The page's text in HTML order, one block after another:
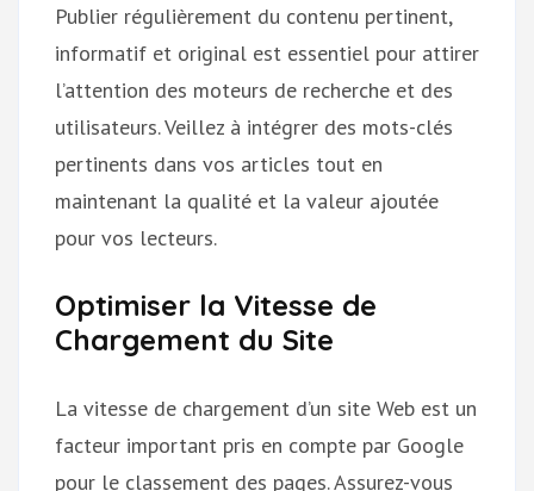
Publier régulièrement du contenu pertinent,
informatif et original est essentiel pour attirer
l’attention des moteurs de recherche et des
utilisateurs. Veillez à intégrer des mots-clés
pertinents dans vos articles tout en
maintenant la qualité et la valeur ajoutée
pour vos lecteurs.
Optimiser la Vitesse de
Chargement du Site
La vitesse de chargement d’un site Web est un
facteur important pris en compte par Google
pour le classement des pages. Assurez-vous